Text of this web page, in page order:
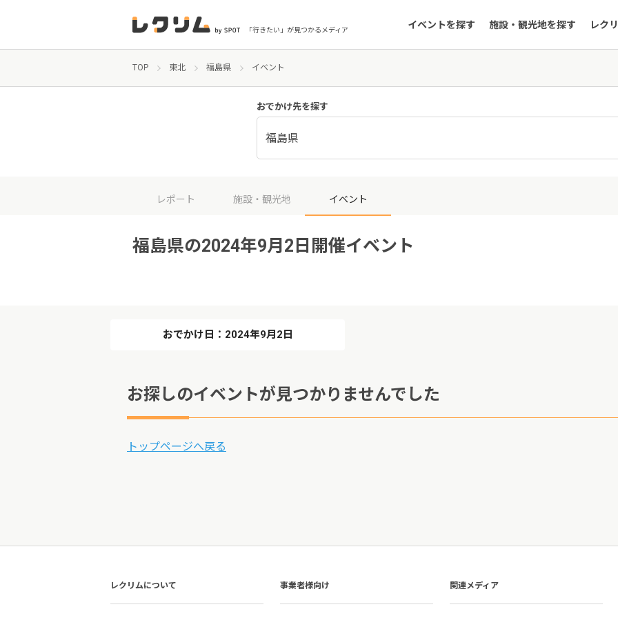
「行きたい」が見つかるメディア イベントを探す 施設・観光地を探す レク
TOP 東北 福島県 イベント
おでかけ先を探す
福島県
レポート 施設・観光地 イベント
福島県の2024年9月2日開催イベント
おでかけ日：2024年9月2日
お探しのイベントが見つかりませんでした
トップページへ戻る
レクリムについて 事業者様向け 関連メディア